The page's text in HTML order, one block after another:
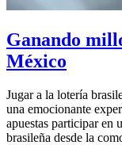
Ganando
México
Jugar a la lotería
una emocionante
apuestas participar en
brasileña desde la